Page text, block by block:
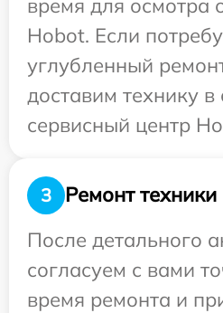
время для осмотра
Hobot. Если
углубленный
доставим технику в
сервисный центр
3
Ремонт техники
После детального
согласуем с вами
время ремонта и